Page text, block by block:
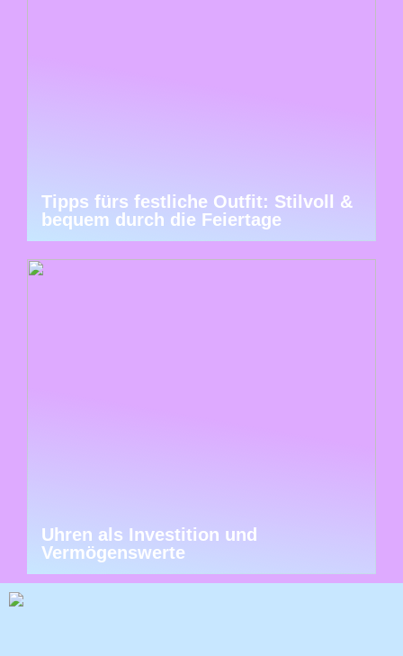
Tipps fürs festliche Outfit: Stilvoll &
bequem durch die Feiertage
Uhren als Investition und
Vermögenswerte